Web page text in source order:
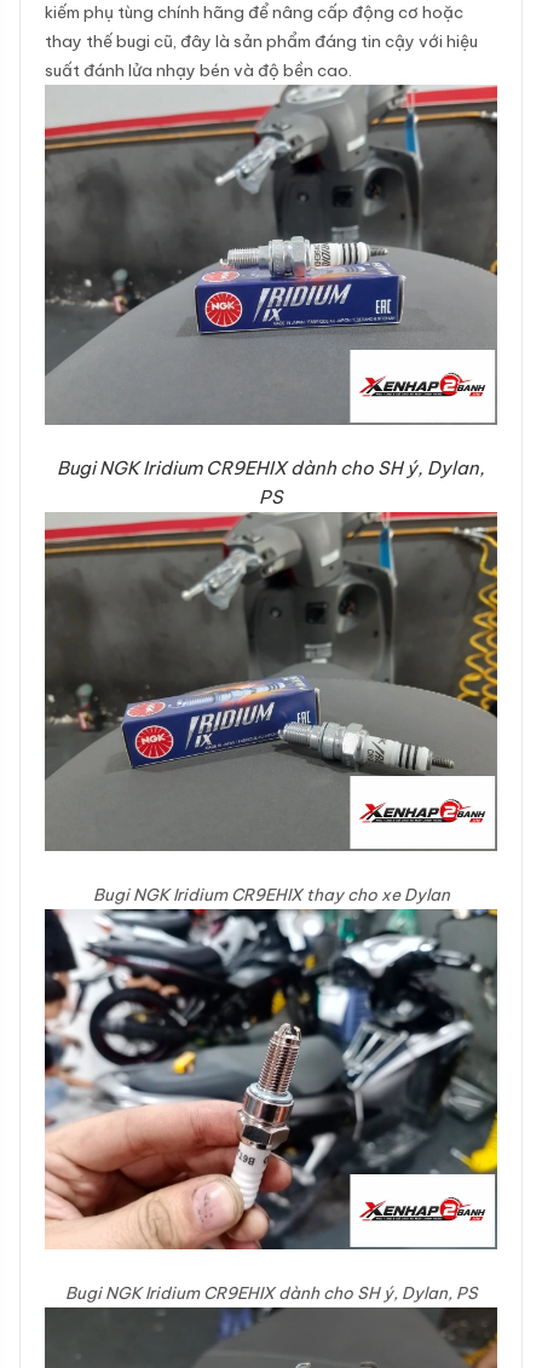
kiếm phụ tùng chính hãng để nâng cấp động cơ hoặc
thay thế bugi cũ, đây là sản phẩm đáng tin cậy với hiệu
suất đánh lửa nhạy bén và độ bền cao.
Bugi NGK Iridium CR9EHIX dành cho SH ý, Dylan,
PS
Bugi NGK Iridium CR9EHIX thay cho xe Dylan
Bugi NGK Iridium CR9EHIX dành cho SH ý, Dylan, PS